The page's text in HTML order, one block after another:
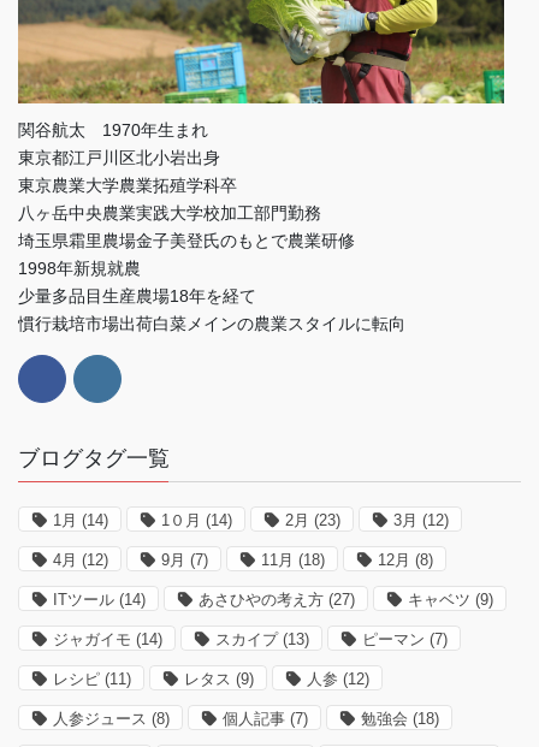
関谷航太 1970年生まれ
東京都江戸川区北小岩出身
東京農業大学農業拓殖学科卒
八ヶ岳中央農業実践大学校加工部門勤務
埼玉県霜里農場金子美登氏のもとで農業研修
1998年新規就農
少量多品目生産農場18年を経て
慣行栽培市場出荷白菜メインの農業スタイルに転向
ブログタグ一覧
1月 (14) 1０月 (14) 2月 (23) 3月 (12)
4月 (12) 9月 (7) 11月 (18) 12月 (8)
ITツール (14) あさひやの考え方 (27) キャベツ (9)
ジャガイモ (14) スカイプ(13) ピーマン (7)
レシピ (11) レタス (9) 人参 (12)
人参ジュース (8) 個人記事 (7) 勉強会 (18)